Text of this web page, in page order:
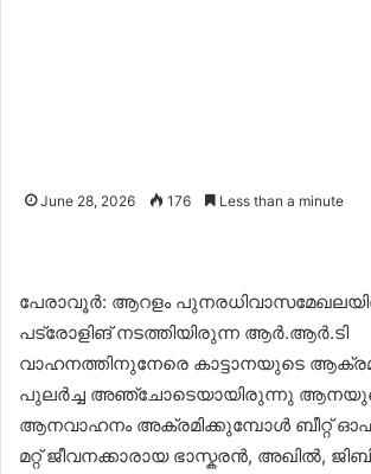
June 28, 2026 176 Less than a minute
പേരാവൂർ: ആറളം
പട്രോളിങ് നടത്തിയിരുന്ന ആർ.ആർ.ടി
വാഹനത്തിനുനേരെ കാട്ടാനയുടെ
പുലർച്ച അഞ്ചോടെയായിരുന്നു
ആനവാഹനം അക്രമിക്കുമ്പോൾ ബീറ്റ്
മറ്റ് ജീവനക്കാരായ ഭാസ്കരൻ, അഖിൽ,